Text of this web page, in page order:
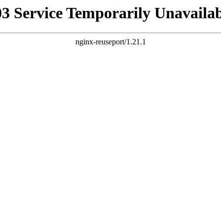
Service Temporarily
nginx-reuseport/1.21.1